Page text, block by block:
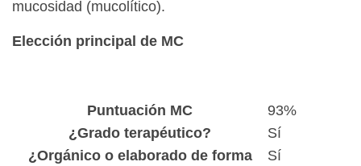
mucosidad (mucolítico).
Elección principal de MC
Puntuación MC
93%
¿Grado terapéutico?
Sí
¿Orgánico o elaborado de forma
Sí